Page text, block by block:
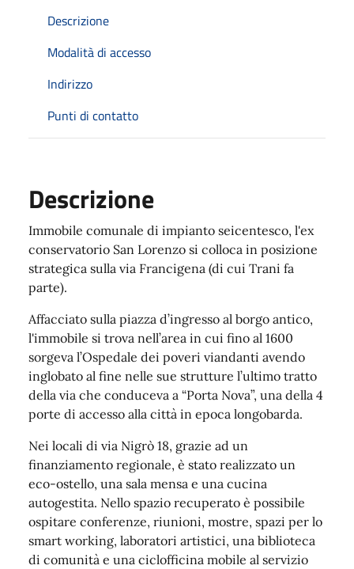
Descrizione
Modalità di accesso
Indirizzo
Punti di contatto
Descrizione
Immobile comunale di impianto seicentesco, l'ex
conservatorio San Lorenzo si colloca in posizione
strategica sulla via Francigena (di cui Trani fa
parte).
Affacciato sulla piazza d’ingresso al borgo antico,
l'immobile si trova nell’area in cui fino al 1600
sorgeva l’Ospedale dei poveri viandanti avendo
inglobato al fine nelle sue strutture l’ultimo tratto
della via che conduceva a “Porta Nova”, una della 4
porte di accesso alla città in epoca longobarda.
Nei locali di via Nigrò 18, grazie ad un
finanziamento regionale, è stato realizzato un
eco-ostello, una sala mensa e una cucina
autogestita. Nello spazio recuperato è possibile
ospitare conferenze, riunioni, mostre, spazi per lo
smart working, laboratori artistici, una biblioteca
di comunità e una ciclofficina mobile al servizio